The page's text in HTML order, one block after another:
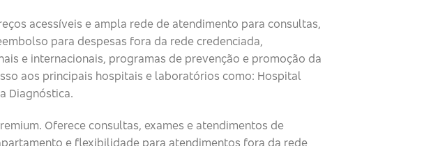
acessíveis e ampla rede de atendimento para consultas,
para despesas fora da rede credenciada,
e internacionais, programas de prevenção e promoção da
aos principais hospitais e laboratórios como: Hospital
Diagnóstica.
Oferece consultas, exames e atendimentos de
e flexibilidade para atendimentos fora da rede